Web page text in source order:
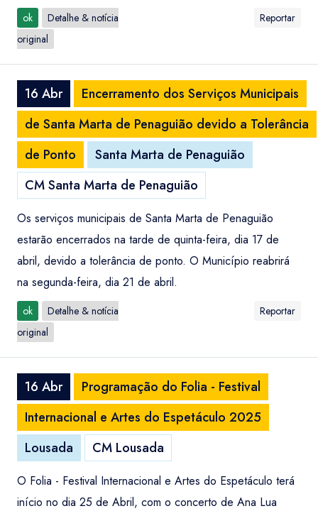
ok
Detalhe & notícia
original
Reportar
16 Abr
Encerramento dos Serviços Municipais
de Santa Marta de Penaguião devido a Tolerância
de Ponto
Santa Marta de Penaguião
CM Santa Marta de Penaguião
Os serviços municipais de Santa Marta de Penaguião
estarão encerrados na tarde de quinta-feira, dia 17 de
abril, devido a tolerância de ponto. O Município reabrirá
na segunda-feira, dia 21 de abril.
ok
Detalhe & notícia
original
Reportar
16 Abr
Programação do Folia - Festival
Internacional e Artes do Espetáculo 2025
Lousada
CM Lousada
O Folia - Festival Internacional e Artes do Espetáculo terá
início no dia 25 de Abril, com o concerto de Ana Lua